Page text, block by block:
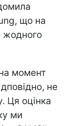
що на
жодного
момент
не
Ця оцінка
ми